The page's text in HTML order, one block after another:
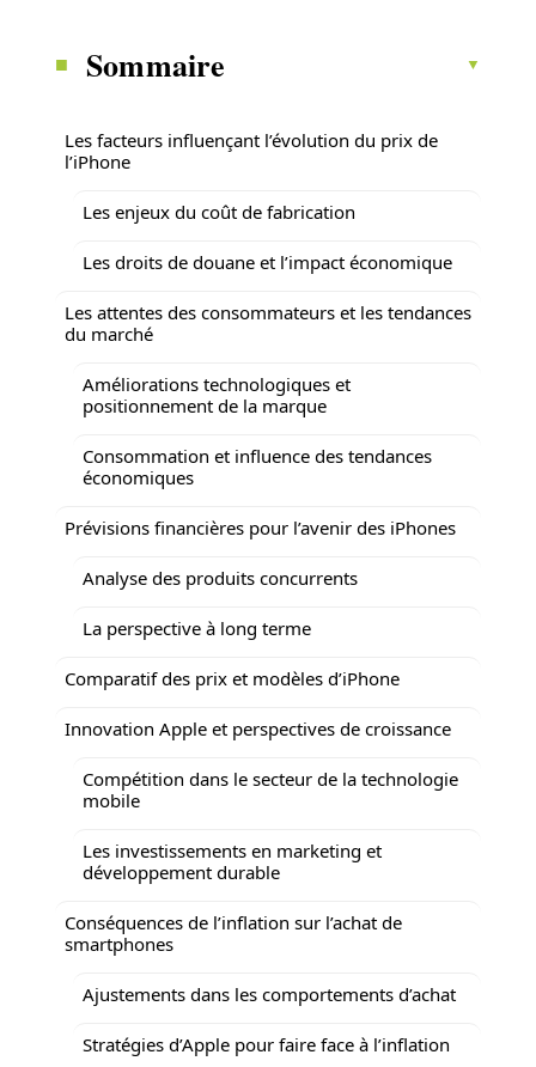
Sommaire
Les facteurs influençant l’évolution du prix de
l’iPhone
Les enjeux du coût de fabrication
Les droits de douane et l’impact économique
Les attentes des consommateurs et les tendances
du marché
Améliorations technologiques et
positionnement de la marque
Consommation et influence des tendances
économiques
Prévisions financières pour l’avenir des iPhones
Analyse des produits concurrents
La perspective à long terme
Comparatif des prix et modèles d’iPhone
Innovation Apple et perspectives de croissance
Compétition dans le secteur de la technologie
mobile
Les investissements en marketing et
développement durable
Conséquences de l’inflation sur l’achat de
smartphones
Ajustements dans les comportements d’achat
Stratégies d’Apple pour faire face à l’inflation